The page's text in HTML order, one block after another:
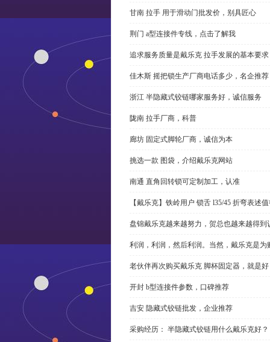
甘南 拉手 用于滑动门批发价，别具匠心
荆门 a型连接件专线，点击了解我
追求服务质量是戴乐克 拉手发展的基本要求
佳木斯 摇把锁生产厂商电话多少，名企推荐
浙江 半隐藏式铰链哪家服务好，诚信服务
陇南 拉手厂商，科普
廊坊 固定式脚轮厂商，诚信为本
挑选一款 图袋，介绍戴乐克网站
南通 直角回转锁可定制加工，认准
【戴乐克】铁岭用户 锁舌 l35/45 折弯表述
盘锦戴乐克越来越努力，贺总也越来越得到
利润，利润，然后利润。当然，戴乐克是为
老伙伴再次购买戴乐克 脚杯固定器，就是
开封 b型连接件参数，口碑推荐
吉安 隐藏式铰链批发，企业推荐
采购经历： 半隐藏式铰链用什么戴乐克好？